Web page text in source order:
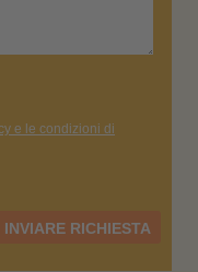
e le condizioni di
INVIARE RICHIESTA